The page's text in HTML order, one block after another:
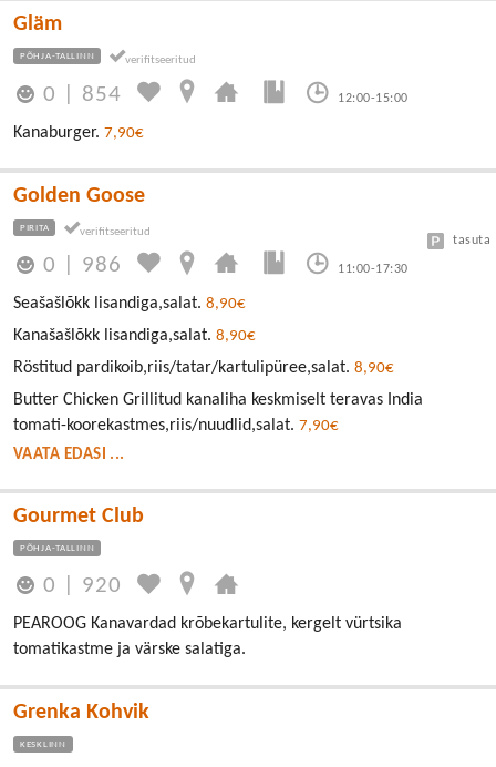
Gläm
PÕHJA-TALLINN
0 854 12:00-15:00
Kanaburger. 7,90€
Golden Goose
PIRITA
0 986 11:00-17:30
tasuta
Seašašlõkk lisandiga,salat. 8,90€
Kanašašlõkk lisandiga,salat. 8,90€
Röstitud pardikoib,riis/tatar/kartulipüree,salat. 8,90€
Butter Chicken Grillitud kanaliha keskmiselt teravas India
tomati-koorekastmes,riis/nuudlid,salat. 7,90€
VAATA EDASI ...
Gourmet Club
PÕHJA-TALLINN
0 920
PEAROOG Kanavardad krõbekartulite, kergelt vürtsika
tomatikastme ja värske salatiga.
Grenka Kohvik
KESKLINN